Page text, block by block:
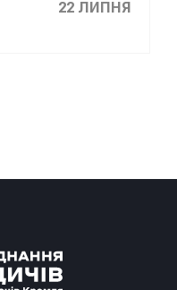
22 ЛИПНЯ